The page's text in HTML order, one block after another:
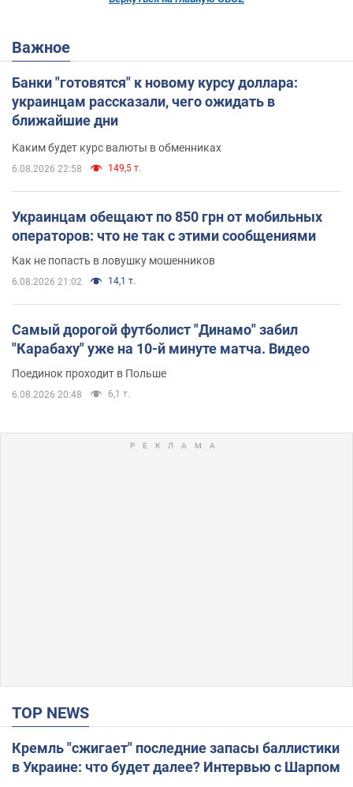
Важное
Банки "готовятся" к новому курсу доллара:
украинцам рассказали, чего ожидать в
ближайшие дни
Каким будет курс валюты в обменниках
6.08.2026 22:58 149,5 т.
Украинцам обещают по 850 грн от мобильных
операторов: что не так с этими сообщениями
Как не попасть в ловушку мошенников
6.08.2026 21:02 14,1 т.
Самый дорогой футболист "Динамо" забил
"Карабаху" уже на 10-й минуте матча. Видео
Поединок проходит в Польше
6.08.2026 20:48 6,1 т.
TOP NEWS
Кремль "сжигает" последние запасы баллистики
в Украине: что будет далее? Интервью с Шарпом